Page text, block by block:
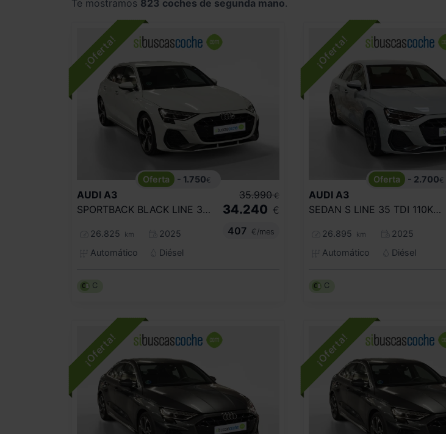
Te mostramos 823 coches de segunda mano.
- 1.750€
AUDI A3
SPORTBACK BLACK LINE 35 TDI 110KW S TRON
26.825 km
2025
Automático
Diésel
35.990 €
34.240 €
407
€/mes
C
- 2.700€
AUDI A3
SEDAN S LINE 35 TDI 110KW S TRONIC
26.895 km
2025
Automático
Diésel
C